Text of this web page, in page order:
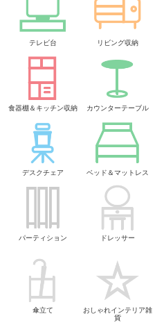
テレビ台 リビング収納
食器棚＆キッチン収納 カウンターテーブル
デスクチェア ベッド＆マットレス
パーティション ドレッサー
傘立て
おしゃれインテリア雑
貨